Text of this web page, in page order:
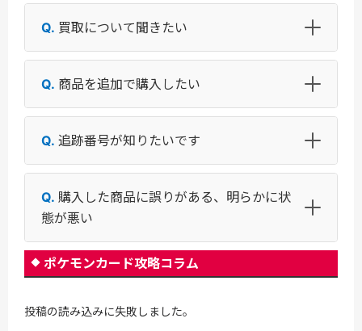
買取について聞きたい
商品を追加で購入したい
追跡番号が知りたいです
購入した商品に誤りがある、明らかに状
態が悪い
ポケモンカード攻略コラム
投稿の読み込みに失敗しました。